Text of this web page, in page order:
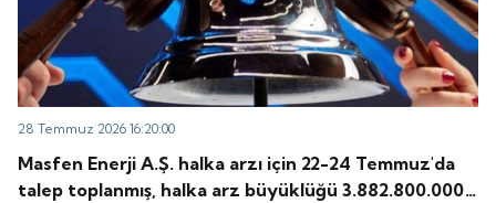
28 Temmuz 2026 16:20:00
Masfen Enerji A.Ş. halka arzı için 22-24 Temmuz'da
talep toplanmış, halka arz büyüklüğü 3.882.800.000